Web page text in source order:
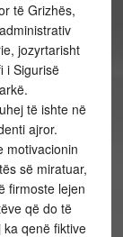
të Grizhës,
jozyrtarisht
i Sigurisë
të ishte në
ajror.
motivacionin
së miratuar,
firmoste lejen
që do të
qenë fiktive